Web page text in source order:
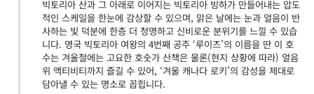
빅토리아 산과 그 아래로 이어지는 빅토리아 빙하가 만들어내는 압도
적인 스케일을 한눈에 감상할 수 있으며, 맑은 날에는 눈과 얼음이 반
사하는 빛 덕분에 한층 더 청명하고 신비로운 분위기를 느낄 수 있습
니다. 영국 빅토리아 여왕의 4번째 공주 ‘루이즈’의 이름을 딴 이 호
수는 겨울철에는 고요한 호숫가 산책은 물론(현지 상황에 따라) 얼음
위 액티비티까지 즐길 수 있어, ‘겨울 캐나다 로키’의 감성을 제대로
담아낼 수 있는 명소로 꼽힙니다.